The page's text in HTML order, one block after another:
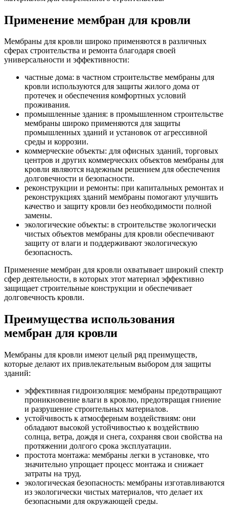
Применение мембран для кровли
Мембраны для кровли широко применяются в различных
сферах строительства и ремонта благодаря своей
универсальности и эффективности:
частные дома: в частном строительстве мембраны для
кровли используются для защиты жилого дома от
протечек и обеспечения комфортных условий
проживания.
промышленные здания: в промышленном строительстве
мембраны широко применяются для защиты
промышленных зданий и установок от агрессивной
среды и коррозии.
коммерческие объекты: для офисных зданий, торговых
центров и других коммерческих объектов мембраны для
кровли являются надежным решением для обеспечения
долговечности и безопасности.
реконструкции и ремонты: при капитальных ремонтах и
реконструкциях зданий мембраны помогают улучшить
качество и защиту кровли без необходимости полной
замены.
экологические объекты: в строительстве экологически
чистых объектов мембраны для кровли обеспечивают
защиту от влаги и поддерживают экологическую
безопасность.
Применение мембран для кровли охватывает широкий спектр
сфер деятельности, в которых этот материал эффективно
защищает строительные конструкции и обеспечивает
долговечность кровли.
Преимущества использования
мембран для кровли
Мембраны для кровли имеют целый ряд преимуществ,
которые делают их привлекательным выбором для защиты
зданий:
эффективная гидроизоляция: мембраны предотвращают
проникновение влаги в кровлю, предотвращая гниение
и разрушение строительных материалов.
устойчивость к атмосферным воздействиям: они
обладают высокой устойчивостью к воздействию
солнца, ветра, дождя и снега, сохраняя свои свойства на
протяжении долгого срока эксплуатации.
простота монтажа: мембраны легки в установке, что
значительно упрощает процесс монтажа и снижает
затраты на труд.
экологическая безопасность: мембраны изготавливаются
из экологически чистых материалов, что делает их
безопасными для окружающей среды.